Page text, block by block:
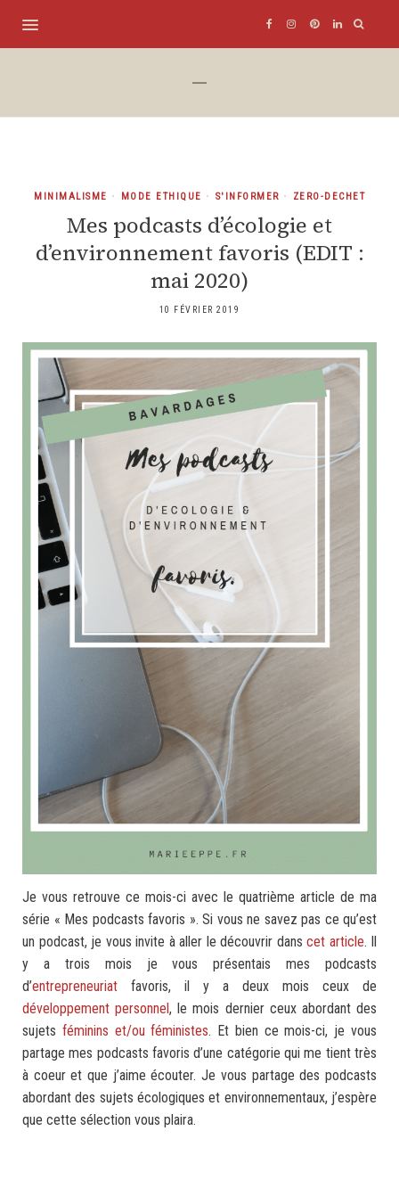
MINIMALISME • MODE ETHIQUE • S'INFORMER • ZERO-DECHET
Mes podcasts d’écologie et
d’environnement favoris (EDIT :
mai 2020)
10 FÉVRIER 2019
Je vous retrouve ce mois-ci avec le quatrième article de ma
série « Mes podcasts favoris ». Si vous ne savez pas ce qu’est
un podcast, je vous invite à aller le découvrir dans cet article. Il
y a trois mois je vous présentais mes podcasts
d’entrepreneuriat favoris, il y a deux mois ceux de
développement personnel, le mois dernier ceux abordant des
sujets féminins et/ou féministes. Et bien ce mois-ci, je vous
partage mes podcasts favoris d’une catégorie qui me tient très
à coeur et que j’aime écouter. Je vous partage des podcasts
abordant des sujets écologiques et environnementaux, j’espère
que cette sélection vous plaira.